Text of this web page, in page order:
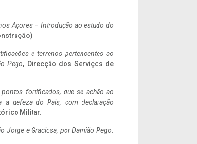
Açores – Introdução ao estudo do
e terrenos pertencentes ao
Pego, Direcção dos Serviços de
fortificados, que se achão ao
a defeza do Pais, com declaração
Militar.
Jorge e Graciosa, por Damião Pego.